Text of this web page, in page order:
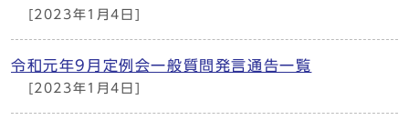
[2023年1月4日]
令和元年9月定例会一般質問発言通告一覧
[2023年1月4日]